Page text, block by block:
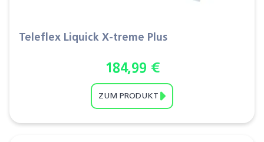
Teleflex Liquick X-treme Plus
184,99 €
ZUM PRODUKT